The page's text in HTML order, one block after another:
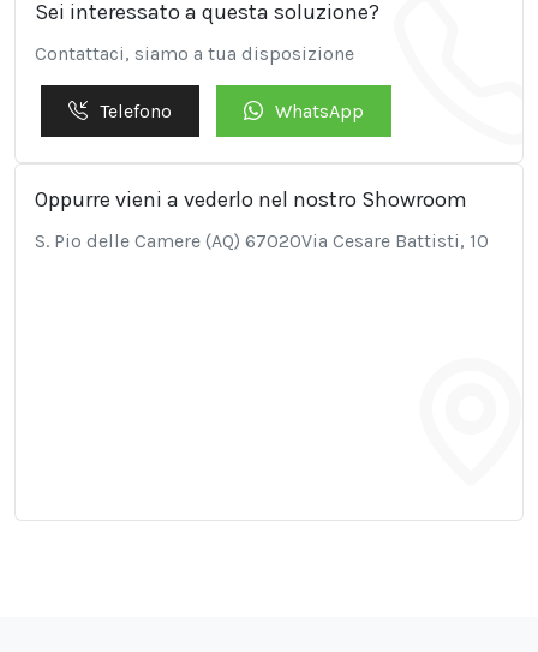
Sei interessato a questa soluzione?
Contattaci, siamo a tua disposizione
Telefono WhatsApp
Oppurre vieni a vederlo nel nostro Showroom
S. Pio delle Camere (AQ) 67020Via Cesare Battisti, 10